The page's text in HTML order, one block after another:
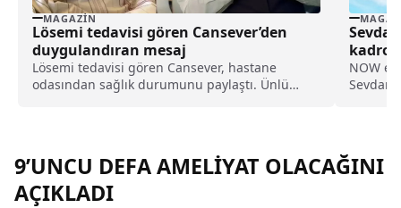
MAGAZIN
Lösemi tedavisi gören Cansever’den
duygulandıran mesaj
Lösemi tedavisi gören Cansever, hastane
odasından sağlık durumunu paylaştı. Ünlü
NOW
9’UNCU DEFA AMELİYAT OLACAĞINI
AÇIKLADI